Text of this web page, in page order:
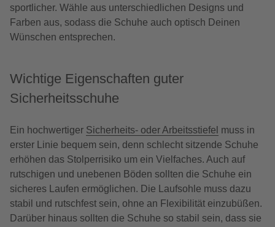
sportlicher. Wähle aus unterschiedlichen Designs und
Farben aus, sodass die Schuhe auch optisch Deinen
Wünschen entsprechen.
Wichtige Eigenschaften guter
Sicherheitsschuhe
Ein hochwertiger Sicherheits- oder Arbeitsstiefel muss in
erster Linie bequem sein, denn schlecht sitzende Schuhe
erhöhen das Stolperrisiko um ein Vielfaches. Auch auf
rutschigen und unebenen Böden sollten die Schuhe ein
sicheres Laufen ermöglichen. Die Laufsohle muss dazu
stabil und rutschfest sein, ohne an Flexibilität einzubüßen.
Darüber hinaus sollten die Schuhe so stabil sein, dass sie